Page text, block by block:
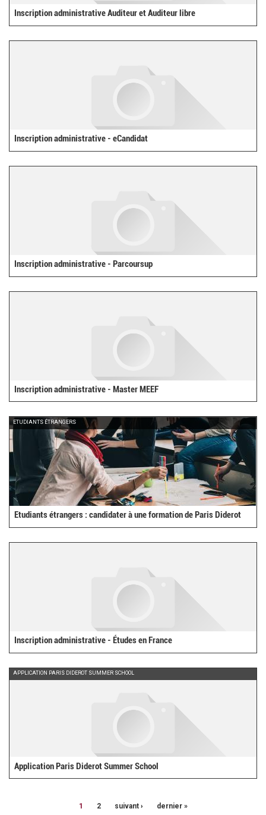
Inscription administrative Auditeur et Auditeur libre
Inscription administrative - eCandidat
Inscription administrative - Parcoursup
Inscription administrative - Master MEEF
ETUDIANTS ÉTRANGERS
Etudiants étrangers : candidater à une formation de Paris Diderot
Inscription administrative - Études en France
APPLICATION PARIS DIDEROT SUMMER SCHOOL
Application Paris Diderot Summer School
1 2 suivant › dernier »